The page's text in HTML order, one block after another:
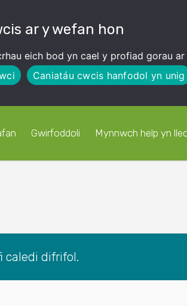
ar y wefan hon
eich bod yn cael y profiad gorau ar
Caniatáu cwcis hanfodol yn unig
Gwirfoddoli Mynnwch help yn
caledi difrifol.